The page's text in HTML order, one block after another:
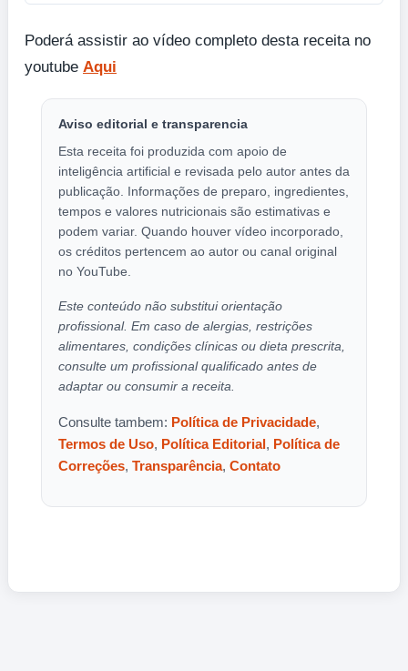
Poderá assistir ao vídeo completo desta receita no
youtube Aqui
Aviso editorial e transparencia
Esta receita foi produzida com apoio de
inteligência artificial e revisada pelo autor antes da
publicação. Informações de preparo, ingredientes,
tempos e valores nutricionais são estimativas e
podem variar. Quando houver vídeo incorporado,
os créditos pertencem ao autor ou canal original
no YouTube.
Este conteúdo não substitui orientação
profissional. Em caso de alergias, restrições
alimentares, condições clínicas ou dieta prescrita,
consulte um profissional qualificado antes de
adaptar ou consumir a receita.
Consulte tambem: Política de Privacidade,
Termos de Uso, Política Editorial, Política de
Correções, Transparência, Contato